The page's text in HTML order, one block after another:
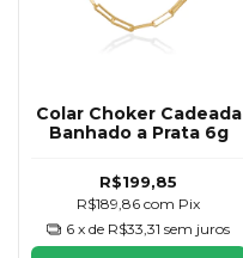
Colar Choker Cadeada
Banhado a Prata 6g
R$199,85
R$189,86com Pix
6 x de R$33,31 sem juros